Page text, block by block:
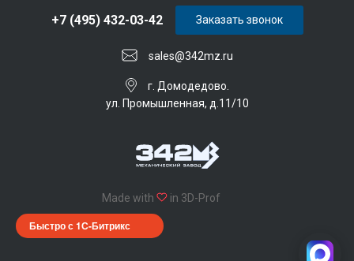
sales@342mz.ru
+7 (495) 432-03-42
г. Домодедово.
ул. Промышленная, д.11/10
Заказать звонок
Made with in 3D-Prof
Быстро с 1С-Битрикс